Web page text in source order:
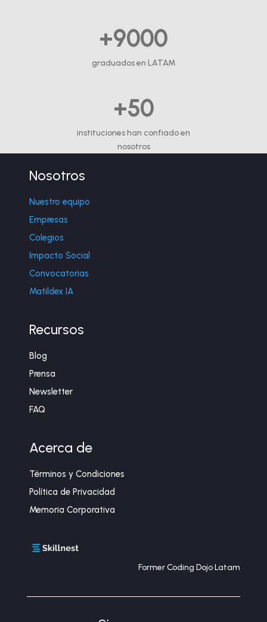
+9000
graduados en LATAM
+50
instituciones han confiado en
nosotros
Nosotros
Nuestro equipo
Empresas
Colegios
Impacto Social
Convocatorias
Matildex IA
Recursos
Blog
Prensa
Newsletter
FAQ
Acerca de
Términos y Condiciones
Política de Privacidad
Memoria Corporativa
Former Coding Dojo Latam